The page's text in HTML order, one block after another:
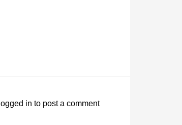
logged in to post a comment.